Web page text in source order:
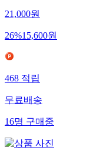
21,000원
26%15,600원
468적립
무료배송
16명구매중